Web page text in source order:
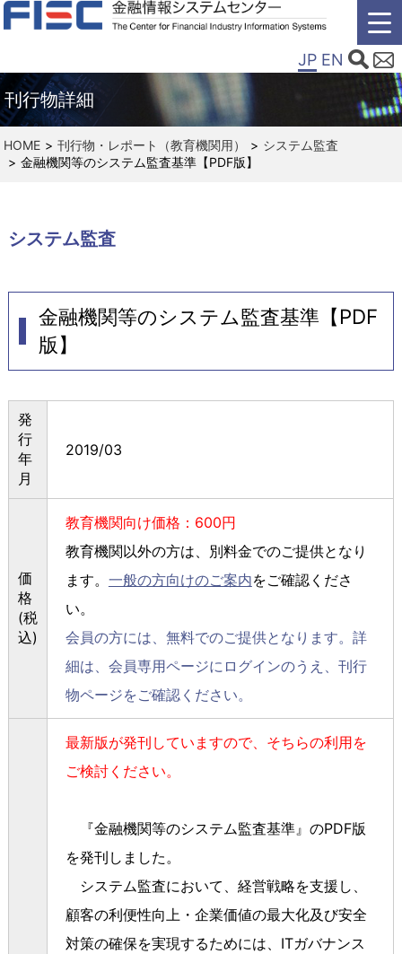
JP EN
刊行物詳細
HOME 刊行物・レポート（教育機関用）
システム監査
金融機関等のシステム監査基準【PDF版】
システム監査
金融機関等のシステム監査基準【PDF
版】
発
行
年
月
2019/03
価
格
(税
込)
教育機関向け価格：600円
教育機関以外の方は、別料金でのご提供となり
ます。 一般の方向けのご案内をご確認くださ
い。
会員の方には、無料でのご提供となります。詳
細は、会員専用ページにログインのうえ、刊行
物ページをご確認ください。
最新版が発刊していますので、そちらの利用を
ご検討ください。
『金融機関等のシステム監査基準』のPDF版
を発刊しました。
システム監査において、経営戦略を支援し、
顧客の利便性向上・企業価値の最大化及び安全
対策の確保を実現するためには、 ITガバナンス